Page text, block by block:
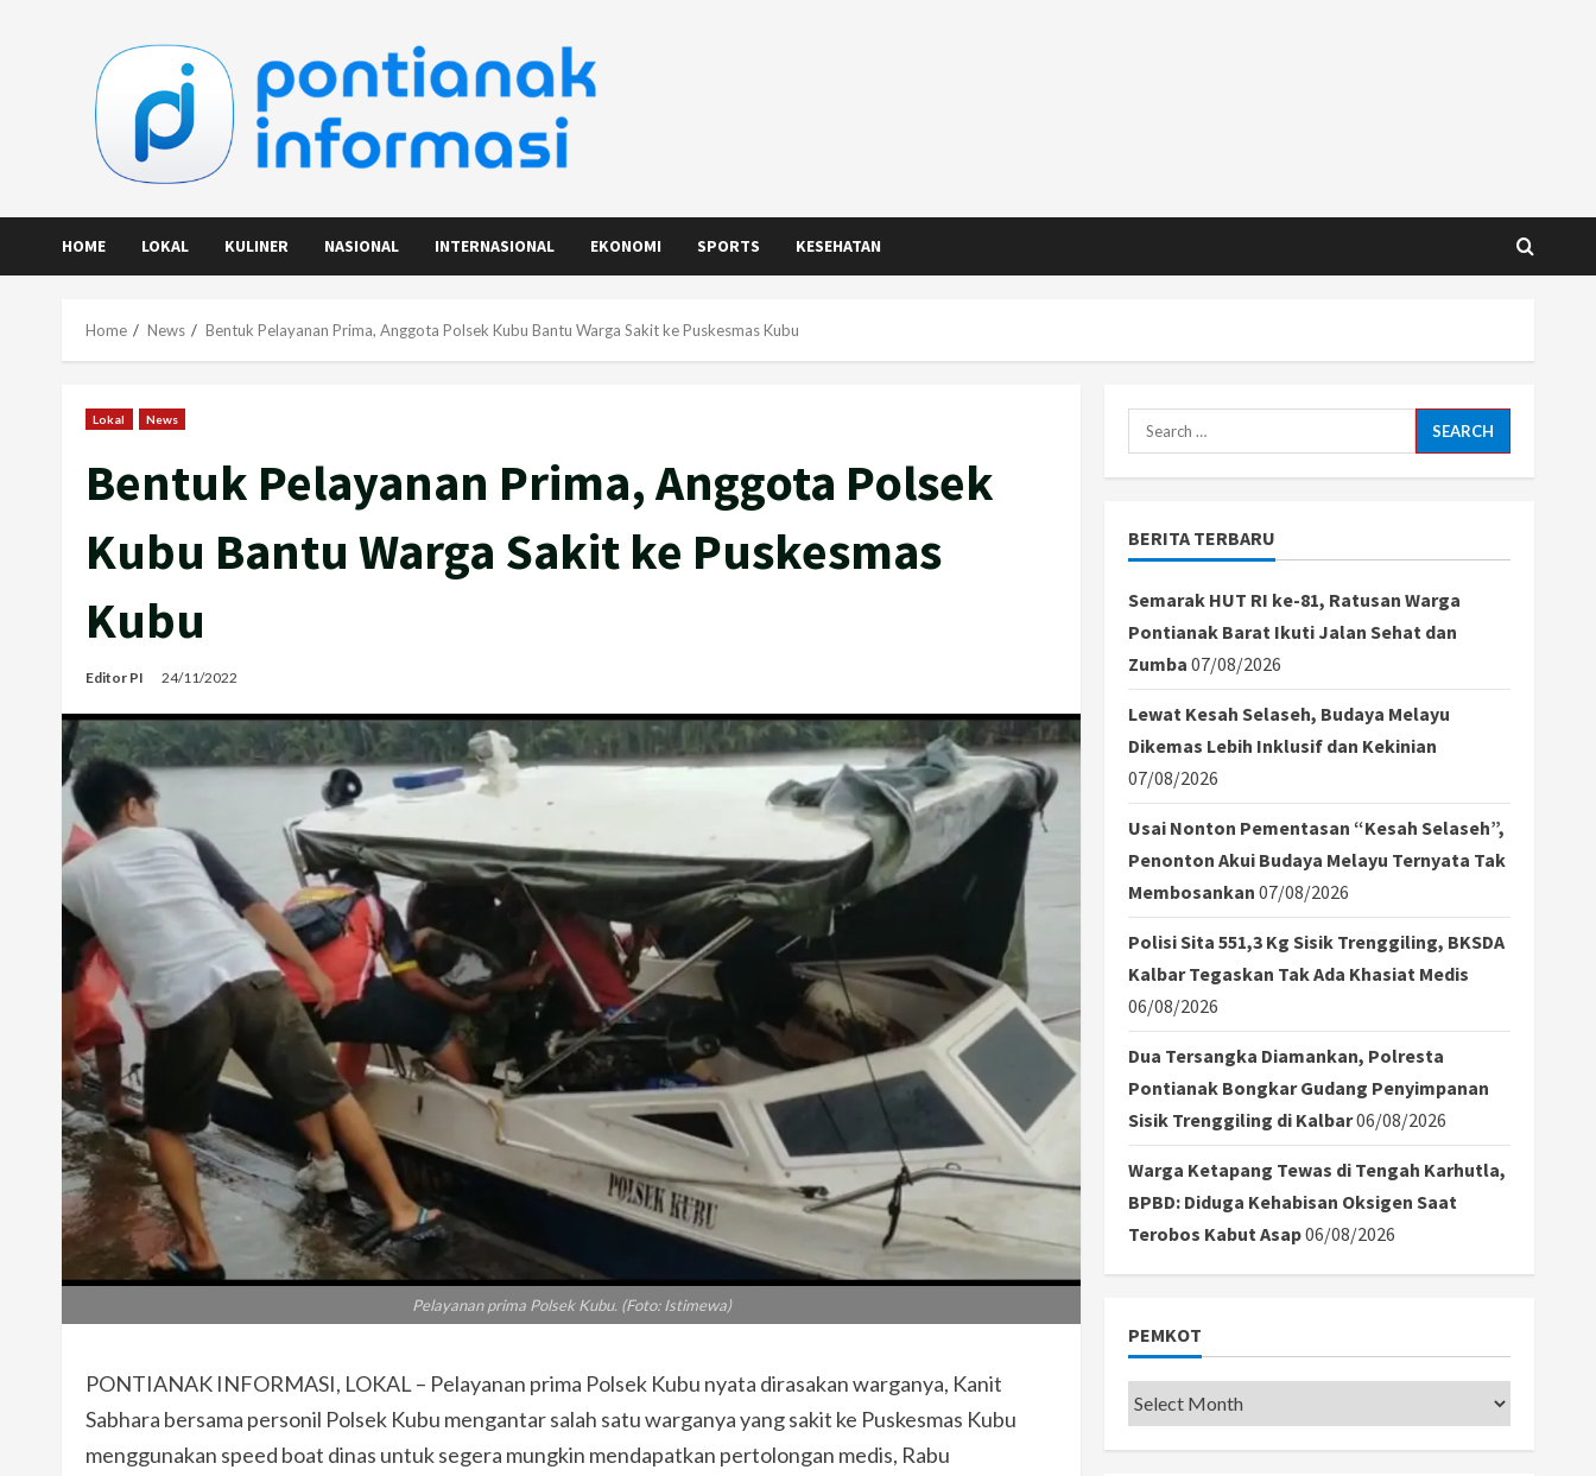
HOME LOKAL KULINER NASIONAL INTERNASIONAL EKONOMI SPORTS KESEHATAN
Home News Bentuk Pelayanan Prima, Anggota Polsek Kubu Bantu Warga Sakit ke Puskesmas Kubu
Lokal News
Bentuk Pelayanan Prima, Anggota Polsek
Kubu Bantu Warga Sakit ke Puskesmas
Kubu
Editor PI 24/11/2022
Pelayanan prima Polsek Kubu. (Foto: Istimewa)
PONTIANAK INFORMASI, LOKAL – Pelayanan prima Polsek Kubu nyata dirasakan warganya, Kanit
Sabhara bersama personil Polsek Kubu mengantar salah satu warganya yang sakit ke Puskesmas Kubu
menggunakan speed boat dinas untuk segera mungkin mendapatkan pertolongan medis, Rabu
Search
for:
BERITA TERBARU
Semarak HUT RI ke-81, Ratusan Warga
Pontianak Barat Ikuti Jalan Sehat dan
Zumba 07/08/2026
Lewat Kesah Selaseh, Budaya Melayu
Dikemas Lebih Inklusif dan Kekinian
07/08/2026
Usai Nonton Pementasan “Kesah Selaseh”,
Penonton Akui Budaya Melayu Ternyata Tak
Membosankan 07/08/2026
Polisi Sita 551,3 Kg Sisik Trenggiling, BKSDA
Kalbar Tegaskan Tak Ada Khasiat Medis
06/08/2026
Dua Tersangka Diamankan, Polresta
Pontianak Bongkar Gudang Penyimpanan
Sisik Trenggiling di Kalbar06/08/2026
Warga Ketapang Tewas di Tengah Karhutla,
BPBD: Diduga Kehabisan Oksigen Saat
Terobos Kabut Asap06/08/2026
PEMKOT
Pemkot